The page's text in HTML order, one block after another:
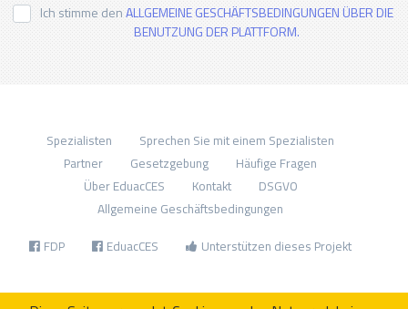
Ich stimme denALLGEMEINE GESCHÄFTSBEDINGUNGEN ÜBER DIE
BENUTZUNG DER PLATTFORM.
Spezialisten
Sprechen Sie mit einem Spezialisten
Partner
Gesetzgebung
Häufige Fragen
Über EduacCES
Kontakt
DSGVO
Allgemeine Geschäftsbedingungen
FDP EduacCES Unterstützen dieses Projekt